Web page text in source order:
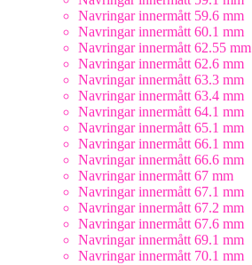
Navringar innermått 59.6 mm
Navringar innermått 60.1 mm
Navringar innermått 62.55 mm
Navringar innermått 62.6 mm
Navringar innermått 63.3 mm
Navringar innermått 63.4 mm
Navringar innermått 64.1 mm
Navringar innermått 65.1 mm
Navringar innermått 66.1 mm
Navringar innermått 66.6 mm
Navringar innermått 67 mm
Navringar innermått 67.1 mm
Navringar innermått 67.2 mm
Navringar innermått 67.6 mm
Navringar innermått 69.1 mm
Navringar innermått 70.1 mm